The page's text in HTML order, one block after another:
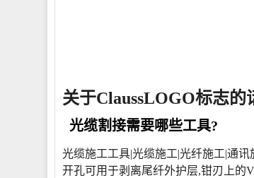
关于ClaussLOGO标志的
光缆割接需要哪些工具?
光缆施工工具|光缆施工|光纤施工|通讯
开孔可用于剥离尾纤外护层,钳刃上的V